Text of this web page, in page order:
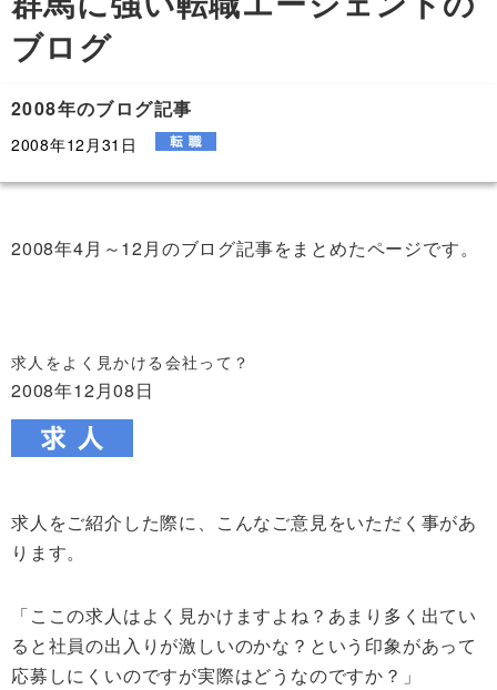
ブログ
2008年のブログ記事
2008年12月31日
2008年4月～12月のブログ記事をまとめたページです。
求人をよく見かける会社って？
2008年12月08日
求人をご紹介した際に、こんなご意見をいただく事があ
ります。
「ここの求人はよく見かけますよね？あまり多く出てい
ると社員の出入りが激しいのかな？という印象があって
応募しにくいのですが実際はどうなのですか？」